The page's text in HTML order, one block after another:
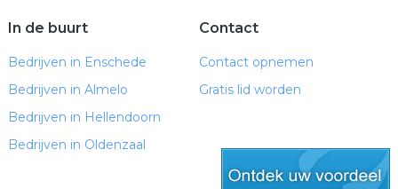
In de buurt
Bedrijven in Enschede
Bedrijven in Almelo
Bedrijven in Hellendoorn
Bedrijven in Oldenzaal
Contact
Contact opnemen
Gratis lid worden